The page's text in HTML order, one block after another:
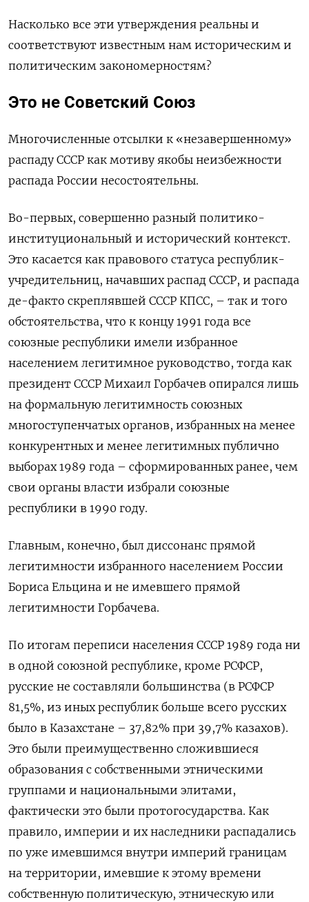
Насколько все эти утверждения реальны и
соответствуют известным нам историческим и
политическим закономерностям?
Это не Советский Союз
Многочисленные отсылки к «незавершенному»
распаду СССР как мотиву якобы неизбежности
распада России несостоятельны.
Во-первых, совершенно разный политико-
институциональный и исторический контекст.
Это касается как правового статуса республик-
учредительниц, начавших распад СССР, и распада
де-факто скреплявшей СССР КПСС, – так и того
обстоятельства, что к концу 1991 года все
союзные республики имели избранное
населением легитимное руководство, тогда как
президент СССР Михаил Горбачев опирался лишь
на формальную легитимность союзных
многоступенчатых органов, избранных на менее
конкурентных и менее легитимных публично
выборах 1989 года – сформированных ранее, чем
свои органы власти избрали союзные
республики в 1990 году.
Главным, конечно, был диссонанс прямой
легитимности избранного населением России
Бориса Ельцина и не имевшего прямой
легитимности Горбачева.
По итогам переписи населения СССР 1989 года ни
в одной союзной республике, кроме РСФСР,
русские не составляли большинства (в РСФСР
81,5%, из иных республик больше всего русских
было в Казахстане – 37,82% при 39,7% казахов).
Это были преимущественно сложившиеся
образования с собственными этническими
группами и национальными элитами,
фактически это были протогосударства. Как
правило, империи и их наследники распадались
по уже имевшимся внутри империй границам
на территории, имевшие к этому времени
собственную политическую, этническую или